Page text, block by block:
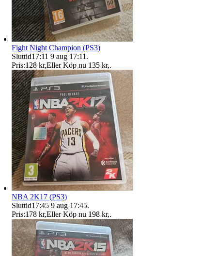
Fight Night Champion (PS3)
Sluttid17:11 9 aug 17:11 .
Pris:128 kr,Eller Köp nu 135 kr,.
NBA 2K17 (PS3)
Sluttid17:45 9 aug 17:45.
Pris:178 kr,Eller Köp nu 198 kr,.